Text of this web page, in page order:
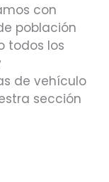
con
población
todos los
de vehículo
sección